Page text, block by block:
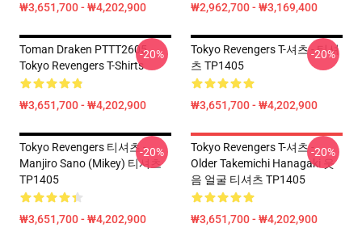
₩3,651,700 - ₩4,202,900 ₩2,962,700 - ₩3,169,400
Toman Draken PTTT2605
Tokyo Revengers T-Shirts
₩3,651,700 - ₩4,202,900
-20%
Tokyo Revengers T-셔츠 - 티셔
츠 TP1405
₩3,651,700 - ₩4,202,900
-20%
Tokyo Revengers 티셔츠 -
Manjiro Sano (Mikey) 티셔츠
TP1405
₩3,651,700 - ₩4,202,900
-20%
Tokyo Revengers T-셔츠 -
Older Takemichi Hanagaki 웃
음 얼굴 티셔츠 TP1405
₩3,651,700 - ₩4,202,900
-20%